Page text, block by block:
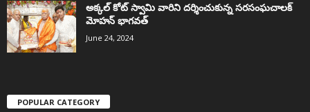
అక్కల్‌ కోట్‌ స్వామి వారిని దర్శించుకున్న సరసంఘచాలక్
మోహన్ భాగవత్
June 24, 2024
POPULAR CATEGORY